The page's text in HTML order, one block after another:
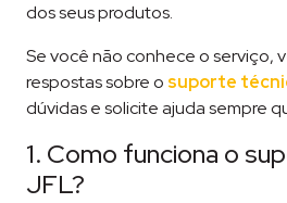
dos seus produtos.
Se você não conhece o serviço,
respostas sobre o suporte
dúvidas e solicite ajuda sempre
1. Como funciona o
JFL?